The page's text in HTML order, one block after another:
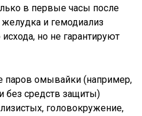
в первые часы после
и гемодиализ
но не гарантируют
паров омывайки (например,
без средств защиты)
головокружение,